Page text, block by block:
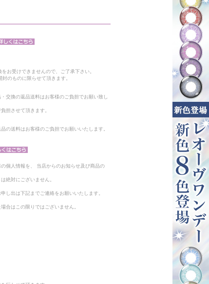
お受けできませんので、ご了承下さい。
のものに限らせて頂きます。
交換の返品送料はお客様のご負担でお願い致し
担させて頂きます。
の送料はお客様のご負担でお願いいたします。
個人情報を、 当店からのお知らせ及び商品の
絶対にございません。
し出は下記までご連絡をお願いいたします。
合はこの限りではございません。